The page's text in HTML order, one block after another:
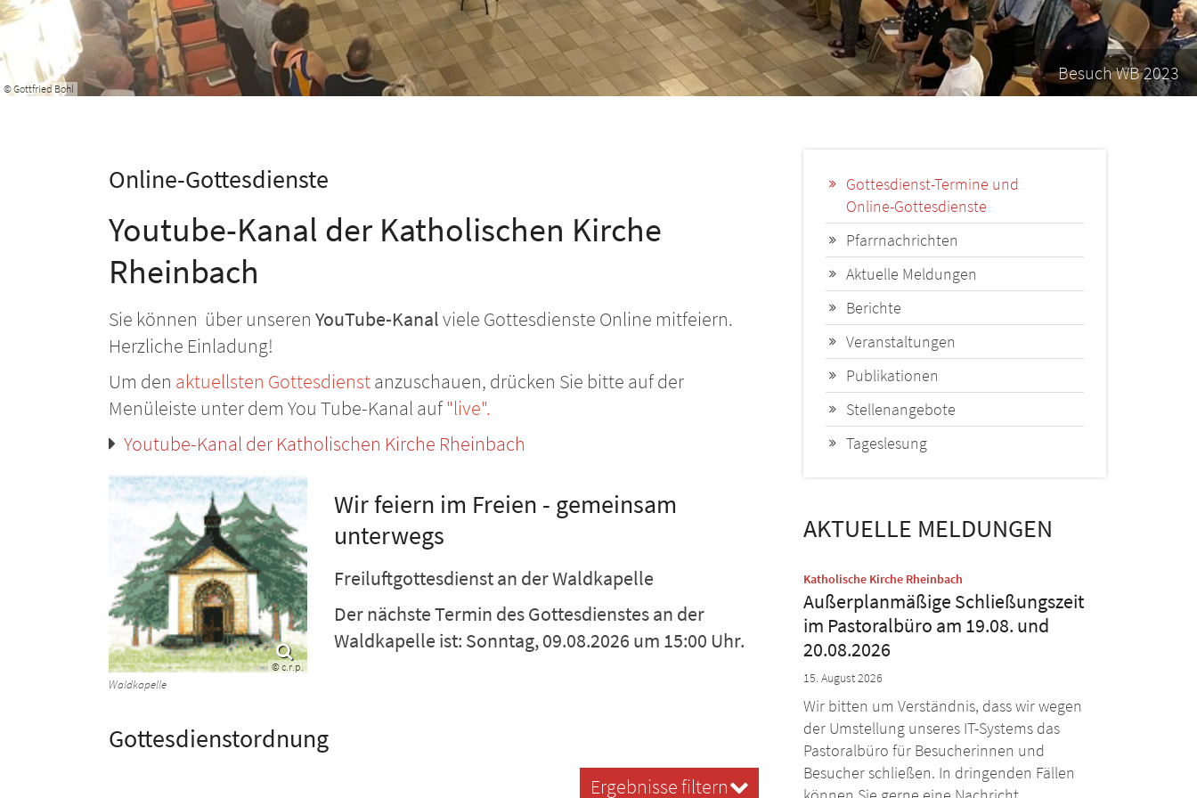
© Gottfried Bohl
Besuch WB 2023
Online-Gottesdienste
Youtube-Kanal der Katholischen Kirche
Rheinbach
Sie können über unseren YouTube-Kanalviele Gottesdienste Online mitfeiern.
Herzliche Einladung!
Um den aktuellsten Gottesdienstanzuschauen, drücken Sie bitte auf der
Menüleiste unter dem You Tube-Kanal auf"live".
Youtube-Kanal der Katholischen Kirche Rheinbach
© c.r.p.
Waldkapelle
Wir feiern im Freien - gemeinsam
unterwegs
Freiluftgottesdienst an der Waldkapelle
Der nächste Termin des Gottesdienstes an der
Waldkapelle ist: Sonntag, 09.08.2026 um 15:00 Uhr.
Gottesdienstordnung
Ergebnisse filtern
Gottesdienst-Termine und
Online-Gottesdienste
Pfarrnachrichten
Aktuelle Meldungen
Berichte
Veranstaltungen
Publikationen
Stellenangebote
Tageslesung
AKTUELLE MELDUNGEN
Katholische Kirche Rheinbach
Außerplanmäßige Schließungszeit
im Pastoralbüro am 19.08. und
20.08.2026
15. August 2026
Wir bitten um Verständnis, dass wir wegen
der Umstellung unseres IT-Systems das
Pastoralbüro für Besucherinnen und
Besucher schließen. In dringenden Fällen